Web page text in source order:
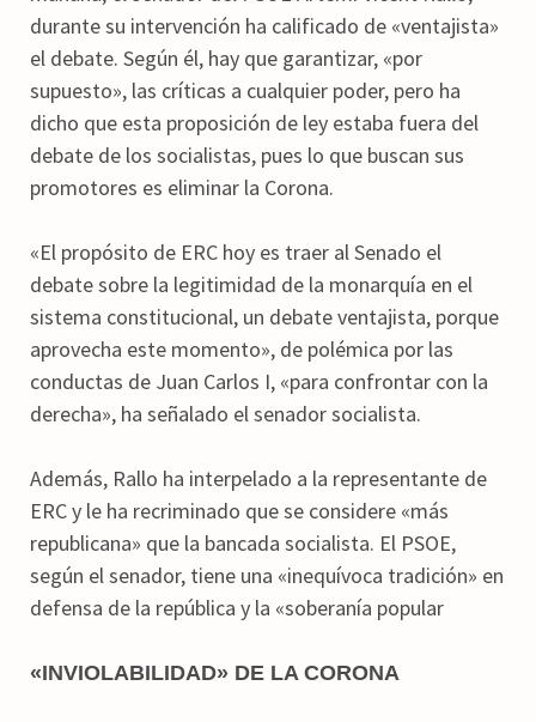
durante su intervención ha calificado de «ventajista»
el debate. Según él, hay que garantizar, «por
supuesto», las críticas a cualquier poder, pero ha
dicho que esta proposición de ley estaba fuera del
debate de los socialistas, pues lo que buscan sus
promotores es eliminar la Corona.
«El propósito de ERC hoy es traer al Senado el
debate sobre la legitimidad de la monarquía en el
sistema constitucional, un debate ventajista, porque
aprovecha este momento», de polémica por las
conductas de Juan Carlos I, «para confrontar con la
derecha», ha señalado el senador socialista.
Además, Rallo ha interpelado a la representante de
ERC y le ha recriminado que se considere «más
republicana» que la bancada socialista. El PSOE,
según el senador, tiene una «inequívoca tradición» en
defensa de la república y la «soberanía popular
«INVIOLABILIDAD» DE LA CORONA